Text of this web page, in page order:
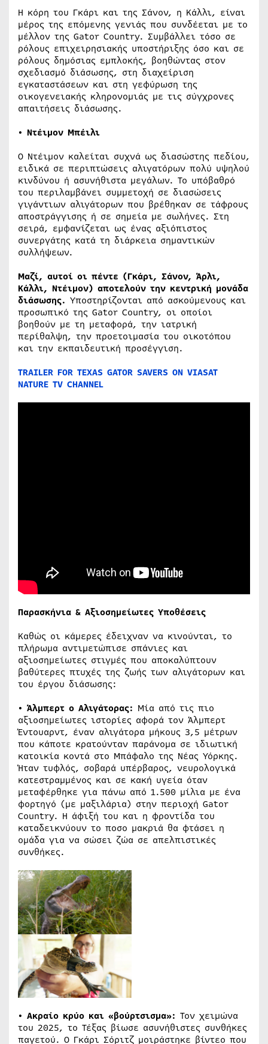
Η κόρη του Γκάρι και της Σάνον, η Κάλλι, είναι
μέρος της επόμενης γενιάς που συνδέεται με το
μέλλον της Gator Country. Συμβάλλει τόσο σε
ρόλους επιχειρησιακής υποστήριξης όσο και σε
ρόλους δημόσιας εμπλοκής, βοηθώντας στον
σχεδιασμό διάσωσης, στη διαχείριση
εγκαταστάσεων και στη γεφύρωση της
οικογενειακής κληρονομιάς με τις σύγχρονες
απαιτήσεις διάσωσης.
• Ντέιμον Μπέιλι
Ο Ντέιμον καλείται συχνά ως διασώστης πεδίου,
ειδικά σε περιπτώσεις αλιγατόρων πολύ υψηλού
κινδύνου ή ασυνήθιστα μεγάλων. Το υπόβαθρό
του περιλαμβάνει συμμετοχή σε διασώσεις
γιγάντιων αλιγάτορων που βρέθηκαν σε τάφρους
αποστράγγισης ή σε σημεία με σωλήνες. Στη
σειρά, εμφανίζεται ως ένας αξιόπιστος
συνεργάτης κατά τη διάρκεια σημαντικών
συλλήψεων.
Μαζί, αυτοί οι πέντε (Γκάρι, Σάνον, Άρλι,
Κάλλι, Ντέιμον) αποτελούν την κεντρική μονάδα
διάσωσης. Υποστηρίζονται από ασκούμενους και
προσωπικό της Gator Country, οι οποίοι
βοηθούν με τη μεταφορά, την ιατρική
περίθαλψη, την προετοιμασία του οικοτόπου
και την εκπαιδευτική προσέγγιση.
TRAILER FOR TEXAS GATOR SAVERS ON VIASAT
NATURE TV CHANNEL
Παρασκήνια & Αξιοσημείωτες Υποθέσεις
Καθώς οι κάμερες έδειχναν να κινούνται, το
πλήρωμα αντιμετώπισε σπάνιες και
αξιοσημείωτες στιγμές που αποκαλύπτουν
βαθύτερες πτυχές της ζωής των αλιγάτορων και
του έργου διάσωσης:
• Άλμπερτ ο Αλιγάτορας: Μία από τις πιο
αξιοσημείωτες ιστορίες αφορά τον Άλμπερτ
Έντουαρντ, έναν αλιγάτορα μήκους 3,5 μέτρων
που κάποτε κρατούνταν παράνομα σε ιδιωτική
κατοικία κοντά στο Μπάφαλο της Νέας Υόρκης.
Ήταν τυφλός, σοβαρά υπέρβαρος, νευρολογικά
κατεστραμμένος και σε κακή υγεία όταν
μεταφέρθηκε για πάνω από 1.500 μίλια με ένα
φορτηγό (με μαξιλάρια) στην περιοχή Gator
Country. Η άφιξή του και η φροντίδα του
καταδεικνύουν το ποσο μακριά θα φτάσει η
ομάδα για να σώσει ζώα σε απελπιστικές
συνθήκες.
• Ακραίο κρύο και «βούρτσισμα»: Τον χειμώνα
του 2025, το Τέξας βίωσε ασυνήθιστες συνθήκες
παγετού. Ο Γκάρι Σόριτζ μοιράστηκε βίντεο που